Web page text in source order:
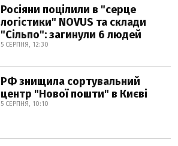
Росіяни поцілили в "серце
логістики" NOVUS та склади
"Сільпо": загинули 6 людей
5 СЕРПНЯ, 12:30
РФ знищила сортувальний
центр "Нової пошти" в Києві
5 СЕРПНЯ, 10:10